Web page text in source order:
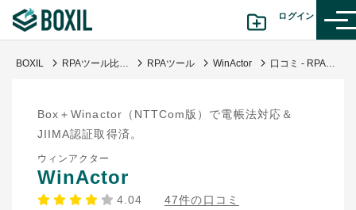
ログイン
診断から探す(β版)
記事から探す
BOXIL RPAツール比較｜おすすめサービスの機能や価格・タイプ別の選び方 RPAツール WinActor 口コミ - RPAの基本を学ぶことが出来ました
Box＋Winactor（NTTCom版）で電帳法対応＆
JIIMA認証取得済。
ウィンアクター
WinActor
4.04 47件の口コミ